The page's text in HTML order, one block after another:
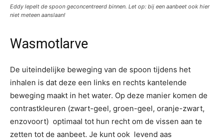
Eddy lepelt de spoon geconcentreerd binnen. Let op: bij een aanbeet ook hier
niet meteen aanslaan!
Wasmotlarve
De uiteindelijke beweging van de spoon tijdens het
inhalen is dat deze een links en rechts kantelende
beweging maakt in het water. Op deze manier komen de
contrastkleuren (zwart-geel, groen-geel, oranje-zwart,
enzovoort) optimaal tot hun recht om de vissen aan te
zetten tot de aanbeet. Je kunt ook levend aas